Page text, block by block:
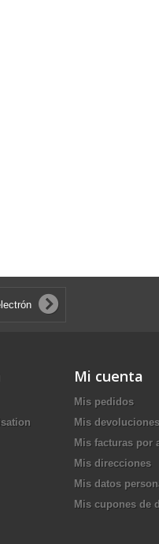
Mi cuenta
Mis pedidos
Mis
Mis facturas por
Mis direcciones
Mis datos
Mis cupones de